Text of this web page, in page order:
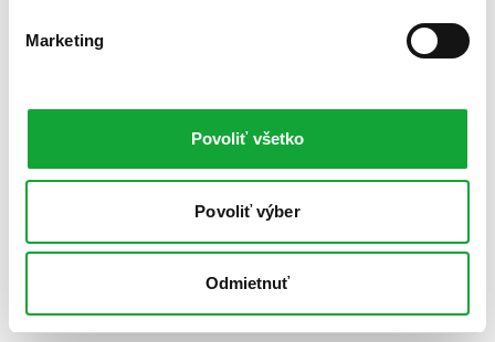
Marketing
Povoliť všetko
Povoliť výber
Odmietnuť